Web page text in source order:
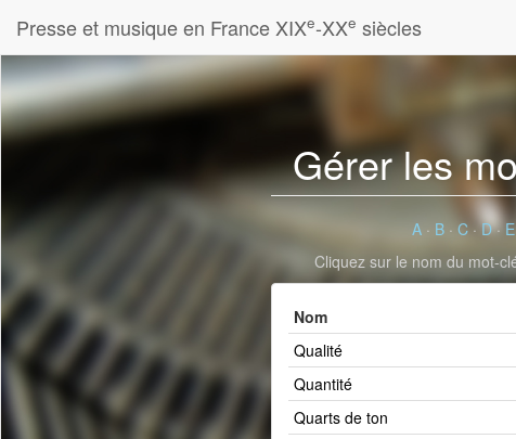
Presse et musique en France XIXe-XXe siècles
Gérer les
A· B· C·D· E
Cliquez sur le nom du mot-
Nom
Qualité
Quantité
Quarts de ton